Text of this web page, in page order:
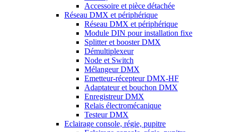
Accessoire et pièce détachée
Réseau DMX et périphérique
Réseau DMX et périphérique
Module DIN pour installation fixe
Splitter et booster DMX
Démultiplexeur
Node et Switch
Mélangeur DMX
Emetteur-récepteur DMX-HF
Adaptateur et bouchon DMX
Enregistreur DMX
Relais électromécanique
Testeur DMX
Eclairage console, régie, pupitre